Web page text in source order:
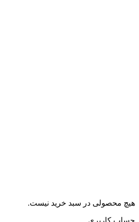
هیچ محصولی در سبد خرید نیست.
حساب کاربری